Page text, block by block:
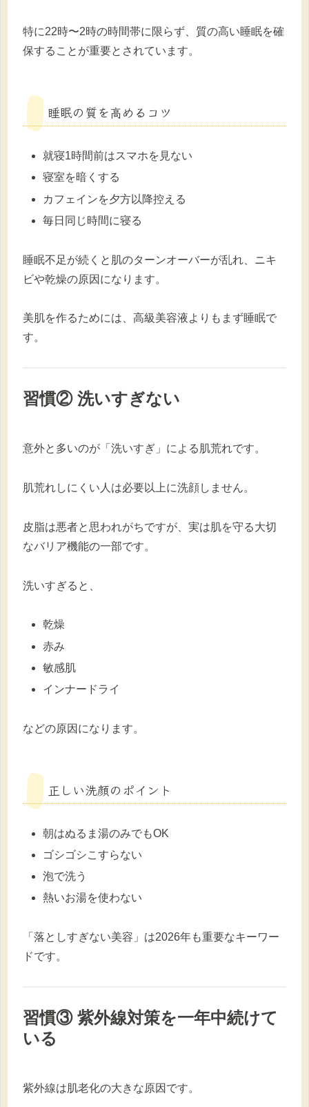
特に22時〜2時の時間帯に限らず、質の高い睡眠を確
保することが重要とされています。
睡眠の質を高めるコツ
就寝1時間前はスマホを見ない
寝室を暗くする
カフェインを夕方以降控える
毎日同じ時間に寝る
睡眠不足が続くと肌のターンオーバーが乱れ、ニキ
ビや乾燥の原因になります。
美肌を作るためには、高級美容液よりもまず睡眠で
す。
習慣② 洗いすぎない
意外と多いのが「洗いすぎ」による肌荒れです。
肌荒れしにくい人は必要以上に洗顔しません。
皮脂は悪者と思われがちですが、実は肌を守る大切
なバリア機能の一部です。
洗いすぎると、
乾燥
赤み
敏感肌
インナードライ
などの原因になります。
正しい洗顔のポイント
朝はぬるま湯のみでもOK
ゴシゴシこすらない
泡で洗う
熱いお湯を使わない
「落としすぎない美容」は2026年も重要なキーワー
ドです。
習慣③ 紫外線対策を一年中続けて
いる
紫外線は肌老化の大きな原因です。